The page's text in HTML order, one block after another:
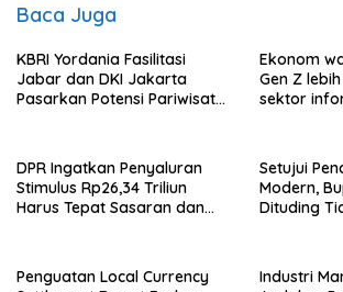
Baca Juga
KBRI Yordania Fasilitasi
Jabar dan DKI Jakarta
Pasarkan Potensi Pariwisata
Ekonom
Gen Z
sektor
DPR Ingatkan Penyaluran
Stimulus Rp26,34 Triliun
Harus Tepat Sasaran dan
Setujui
Modern,
Dituding
Penguatan Local Currency
Industri